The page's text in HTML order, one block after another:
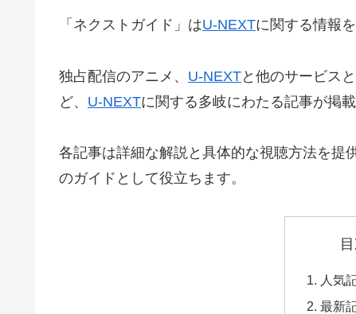
「ネクストガイド」はU-NEXTに関する情報
独占配信のアニメ、 U-NEXTと他のサービス
ど、 U-NEXTに関する多岐にわたる記事が掲載
各記事は詳細な解説と具体的な視聴方法を提
のガイドとして役立ちます。
人気
最新